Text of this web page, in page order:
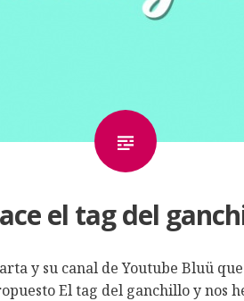
el tag del
y su canal de Youtube Bluü
El tag del ganchillo y nos